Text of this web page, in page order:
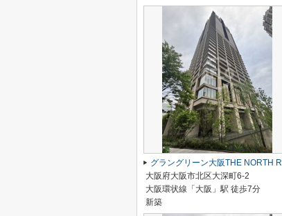
大阪府大阪市北区大深町6-2
大阪環状線「大阪」駅 徒歩7分
新築